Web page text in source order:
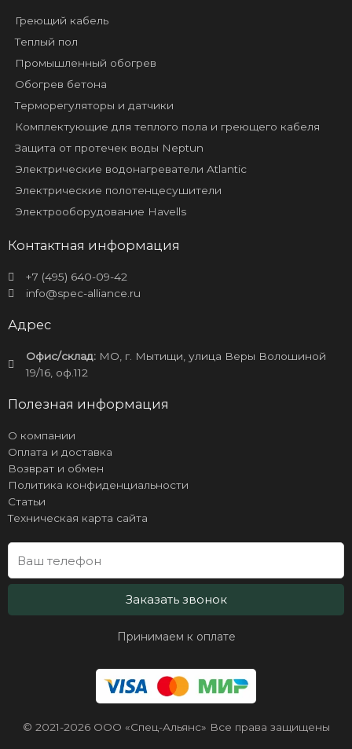
Греющий кабель
Теплый пол
Промышленный обогрев
Обогрев бетона
Терморегуляторы и датчики
Комплектующие для теплого пола и греющего кабеля
Защита от протечек воды Neptun
Электрические водонагреватели Atlantic
Электрические полотенцесушители
Электрооборудование Havells
Контактная информация
+7 (495) 640-09-42
info@spec-alliance.ru
Адрес
Офис/склад:МО, г. Мытищи, улица Веры Волошиной
19/16, оф.112
Полезная информация
О компании
Оплата и доставка
Возврат и обмен
Политика конфиденциальности
Статьи
Техническая карта сайта
Заказать звонок
Принимаем к оплате
© 2021-2026 ООО «Спец-Альянс» Все права защищены